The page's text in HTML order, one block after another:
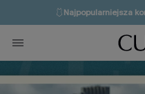
🔥OSTATNIA
💌Zapisz się i